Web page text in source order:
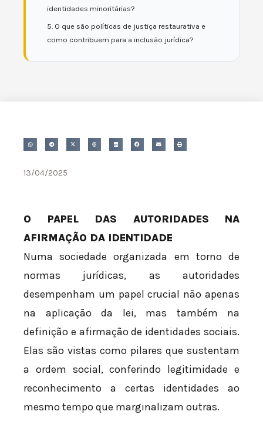
identidades minoritárias?
5. O que são políticas de justiça restaurativa e
como contribuem para a inclusão jurídica?
13/04/2025
O PAPEL DAS AUTORIDADES NA
AFIRMAÇÃO DA IDENTIDADE
Numa sociedade organizada em torno de
normas jurídicas, as autoridades
desempenham um papel crucial não apenas
na aplicação da lei, mas também na
definição e afirmação de identidades sociais.
Elas são vistas como pilares que sustentam
a ordem social, conferindo legitimidade e
reconhecimento a certas identidades ao
mesmo tempo que marginalizam outras.